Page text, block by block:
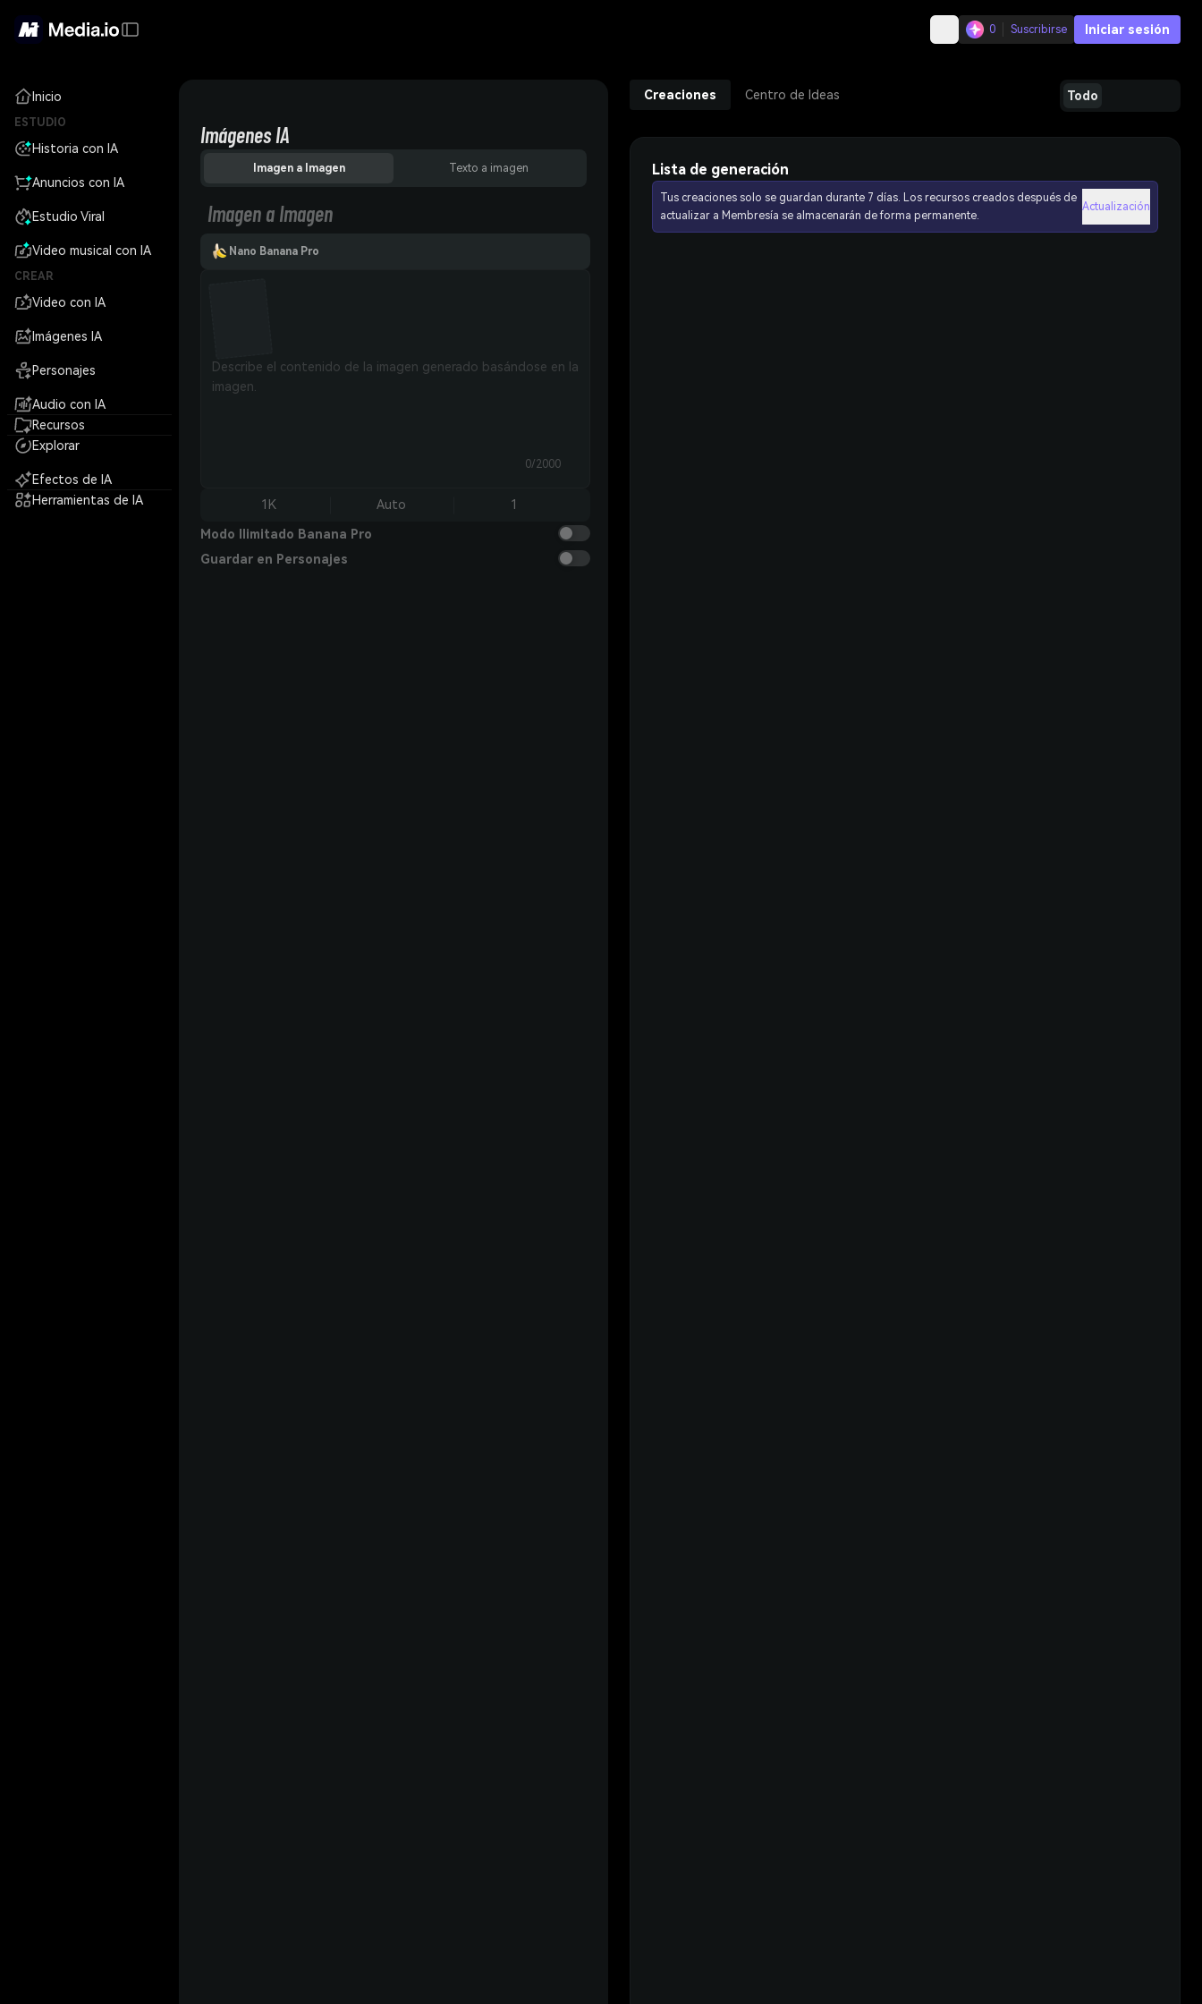
0 Suscribirse Iniciar sesión
Inicio
ESTUDIO
Historia con IA
Anuncios con IA
Estudio Viral
Video musical con IA
CREAR
Video con IA
Imágenes IA
Personajes
Audio con IA
Recursos
Explorar
Efectos de IA
Herramientas de IA
Imágenes IA
Imagen a Imagen Texto a imagen
Imagen a Imagen
Nano Banana Pro
0/2000
1K Auto 1
Modo Ilimitado Banana Pro
Guardar en Personajes
Creaciones Centro de Ideas Todo
Lista de generación
Tus creaciones solo se guardan durante 7 días. Los recursos creados después de
actualizar a Membresía se almacenarán de forma permanente.
Actualización